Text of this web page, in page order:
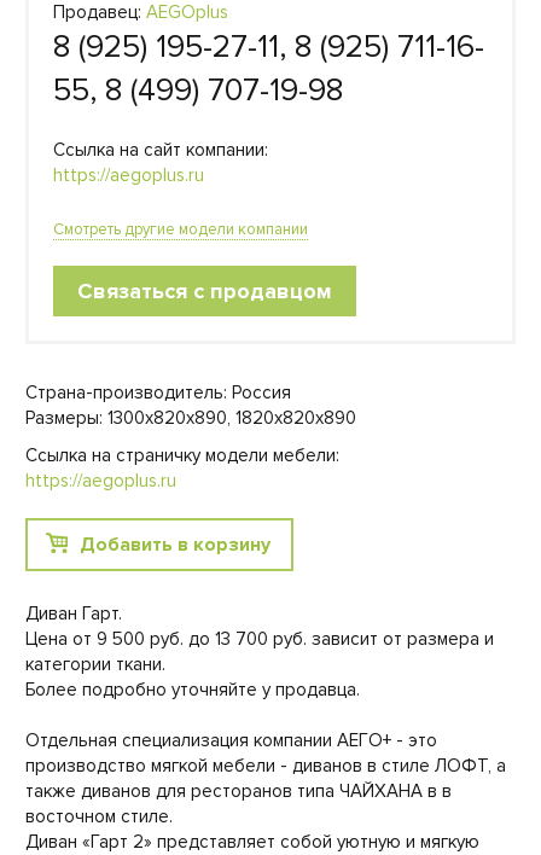
Продавец: AEGOplus
8 (925) 195-27-11, 8 (925) 711-16-
55, 8 (499) 707-19-98
Ссылка на сайт компании:
https://aegoplus.ru
Смотреть другие модели компании
Связаться с продавцом
Страна-производитель: Россия
Размеры: 1300х820х890, 1820х820х890
Ссылка на страничку модели мебели:
https://aegoplus.ru
Добавить в корзину
Диван Гарт.
Цена от 9 500 руб. до 13 700 руб. зависит от размера и
категории ткани.
Более подробно уточняйте у продавца.
Отдельная специализация компании АЕГО+ - это
производство мягкой мебели - диванов в стиле ЛОФТ, а
также диванов для ресторанов типа ЧАЙХАНА в в
восточном стиле.
Диван «Гарт 2» представляет собой уютную и мягкую